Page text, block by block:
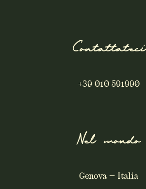
Contattateci
+39 010 591990
Nel mondo
Genova – Italia